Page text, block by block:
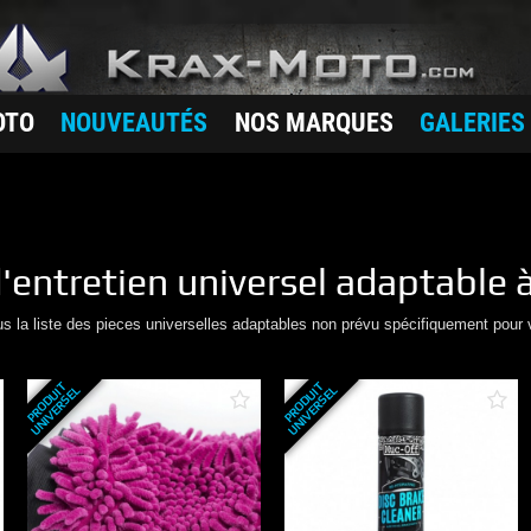
NOUVEAUTÉS NOS MARQUES GALERIES
universel adaptable
la liste des pieces universelles adaptables non prévu spécifiquement pour
P
R
O
D
U
I
T
U
N
I
V
E
R
S
E
L P
R
O
D
U
I
T
U
N
I
V
E
R
S
E
L